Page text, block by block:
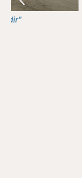
Ateliers